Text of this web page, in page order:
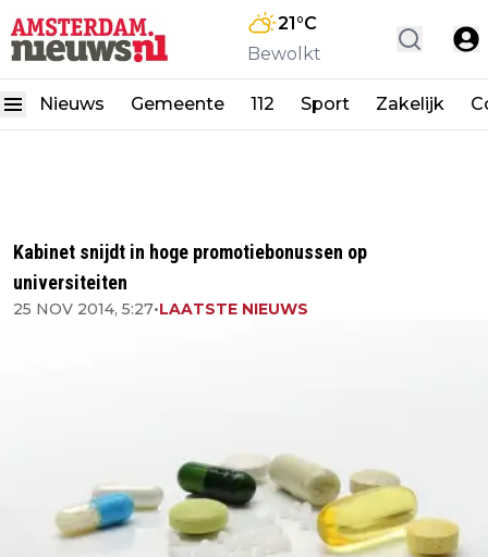
21°C
Bewolkt
Nieuws Gemeente 112 Sport Zakelijk
Kabinet snijdt in hoge promotiebonussen op
universiteiten
25 NOV 2014, 5:27•LAATSTE NIEUWS